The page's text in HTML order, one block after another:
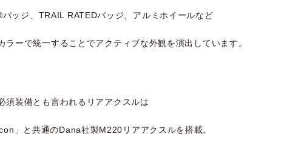
ッジ、TRAIL RATEDバッジ、アルミホイールなど
ラーで統一することでアクティブな外観を演出しています。
須装備とも言われるリアアクスルは
」と共通のDana社製M220リアアクスルを搭載。